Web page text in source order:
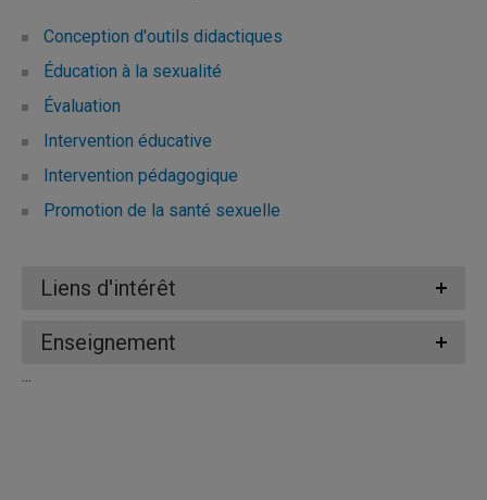
Conception d'outils didactiques
Éducation à la sexualité
Évaluation
Intervention éducative
Intervention pédagogique
Promotion de la santé sexuelle
Liens d'intérêt
Enseignement
...